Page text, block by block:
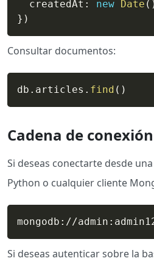
  createdAt
: new Date (
} )
Consultar documentos:
db . articles . find ( )
Cadena de conexión
Si deseas conectarte desde
Python o cualquier cliente
mongodb://
Si deseas autenticar sobre la